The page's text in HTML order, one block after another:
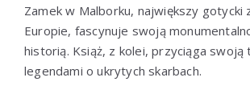
Zamek w Malborku, największy gotycki
Europie, fascynuje swoją
historią. Książ, z kolei, przyciąga swoją
legendami o ukrytych skarbach.